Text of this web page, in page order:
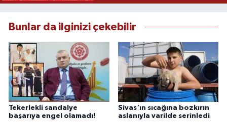
Bunlar da ilginizi çekebilir
Tekerlekli sandalye
başarıya engel olamadı!
Sivas'ın sıcağına bozkırın
aslanıyla varilde serinledi